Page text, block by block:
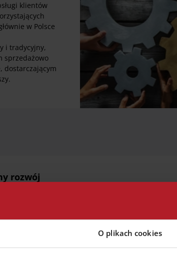
O plikach cookies
klientów
w Polsce
i tradycyjny,
sprzedażowo
dostarczającym
rozwój
i zrównoważony rozwój (ESG) stanowią
jakie działania i inicjatywy realizujemy na
tzw. ładu korporacyjnego.